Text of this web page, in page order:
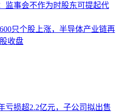
监事会不作为时股东可提起代
只个股上涨，半导体产业链再
收盘
亏损超2.2亿元，子公司拟出售